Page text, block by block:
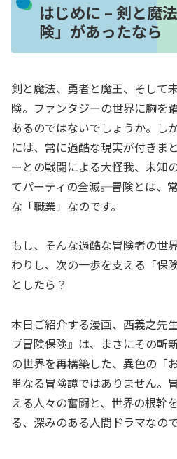
はじめに – 剣と魔
険」があったなら
剣と魔法、勇者と魔王、そして
険。ファンタジーの世界に胸を
あるのではないでしょうか。し
には、常に過酷な現実が付きま
ーとの戦闘による大怪我、未知
てパーティの全滅――。冒険とは
な「職業」なのです。
もし、そんな過酷な冒険者の世
わりし、次の一歩を支える「保
としたら？
本日ご紹介する漫画、西義之先
プ冒険保険』は、まさにその斬
の世界を再構築した、異色の「
単なる冒険譚ではありません。
える人々の奮闘と、世界の根幹
る、深みのある人間ドラマなので